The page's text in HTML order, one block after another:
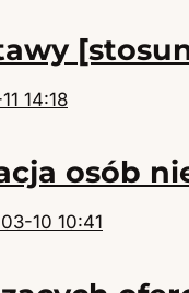
14:18
osób
10 10:41